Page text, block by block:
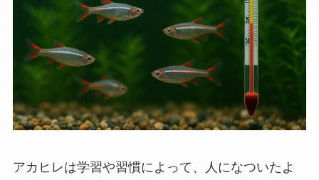
アカヒレは学習や習慣によって、人になついたよ